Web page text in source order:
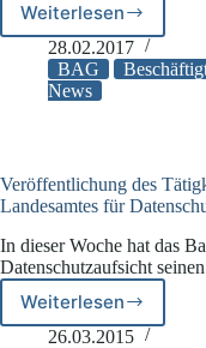
Weiterlesen
Mehr
Überwachung
im
Berufsleben
28.02.2017
BAG
News
Veröffentlichung des
Landesamtes für
In dieser Woche hat das
Datenschutzaufsicht
Weiterlesen
des
26.03.2015